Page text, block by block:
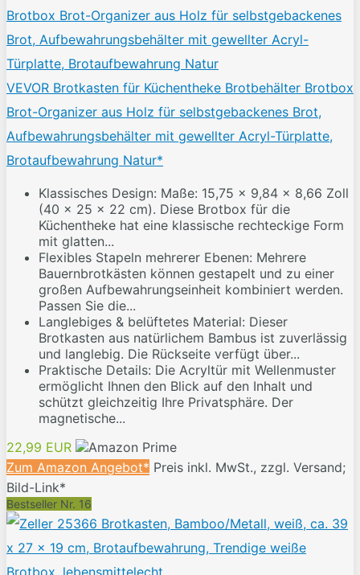
VEVOR Brotkasten für Küchentheke Brotbehälter Brotbox
Brot-Organizer aus Holz für selbstgebackenes Brot,
Aufbewahrungsbehälter mit gewellter Acryl-Türplatte,
Brotaufbewahrung Natur*
Klassisches Design: Maße: 15,75 x 9,84 x 8,66 Zoll
(40 x 25 x 22 cm). Diese Brotbox für die
Küchentheke hat eine klassische rechteckige Form
mit glatten...
Flexibles Stapeln mehrerer Ebenen: Mehrere
Bauernbrotkästen können gestapelt und zu einer
großen Aufbewahrungseinheit kombiniert werden.
Passen Sie die...
Langlebiges & belüftetes Material: Dieser
Brotkasten aus natürlichem Bambus ist zuverlässig
und langlebig. Die Rückseite verfügt über...
Praktische Details: Die Acryltür mit Wellenmuster
ermöglicht Ihnen den Blick auf den Inhalt und
schützt gleichzeitig Ihre Privatsphäre. Der
magnetische...
22,99 EUR
Zum Amazon Angebot* Preis inkl. MwSt., zzgl. Versand;
Bild-Link*
Bestseller Nr. 16